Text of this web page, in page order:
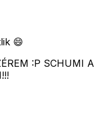
😄
:P SCHUMI A